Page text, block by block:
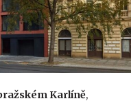
Karlíně,